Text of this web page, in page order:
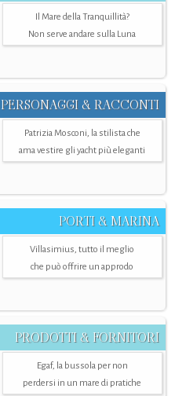
Il Mare della Tranquillità?
Non serve andare sulla Luna
PERSONAGGI & RACCONTI
Patrizia Mosconi, la stilista che
ama vestire gli yacht più eleganti
PORTI & MARINA
Villasimius, tutto il meglio
che può offrire un approdo
PRODOTTI & FORNITORI
Egaf, la bussola per non
perdersi in un mare di pratiche